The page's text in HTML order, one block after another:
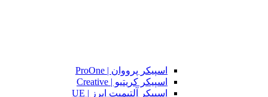
اسپیکر پرووان | ProOne
اسپیکر کریتیو | Creative
اسپیکر آلتیمیت ایرز | UE